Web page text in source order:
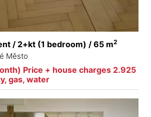
/ 2+kt (1 bedroom) / 65 m2
Město
Price + house charges 2.925
gas, water